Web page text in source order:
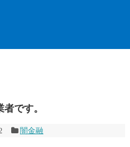
です。
闇金融